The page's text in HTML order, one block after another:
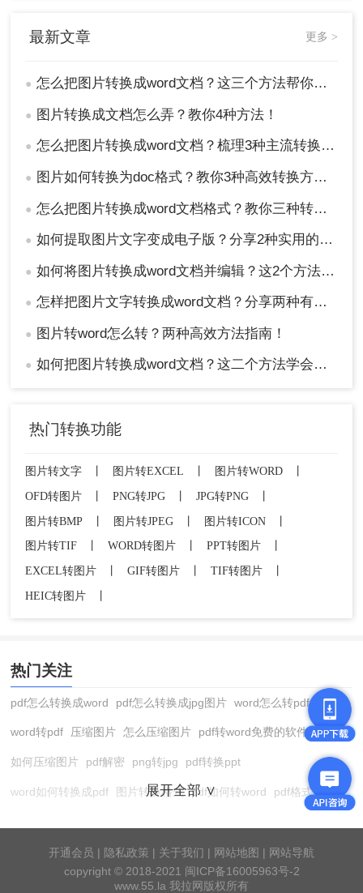
最新文章 更多 >
● 怎么把图片转换成word文档？这三个方法帮你轻松解决！
● 图片转换成文档怎么弄？教你4种方法！
● 怎么把图片转换成word文档？梳理3种主流转换方法！
● 图片如何转换为doc格式？教你3种高效转换方法！
● 怎么把图片转换成word文档格式？教你三种转换方法！
● 如何提取图片文字变成电子版？分享2种实用的方法！
● 如何将图片转换成word文档并编辑？这2个方法了解一下！
● 怎样把图片文字转换成word文档？分享两种有效的方法！
● 图片转word怎么转？两种高效方法指南！
● 如何把图片转换成word文档？这二个方法学会省时省力！
热门转换功能
图片转文字 图片转EXCEL 图片转WORD
OFD转图片
丨 PNG转JPG 丨 JPG转PNG
丨
图片转BMP
丨 图片转JPEG 丨 图片转ICON
丨
图片转TIF
WORD转图片 PPT转图片
EXCEL转图片
GIF转图片 TIF转图片
HEIC转图片
热门关注
pdf怎么转换成word pdf怎么转换成jpg图片 word怎么转pdf
word转pdf 压缩图片 怎么压缩图片 pdf转word免费的软件
如何压缩图片 pdf解密 png转jpg pdf转换ppt
word如何转换成pdf 图片转换格式 pdf如何转word pdf格式转换
pdf转cad 图片压缩软件 jpg转换成pdf 在线word转pdf
pdf转word工具 pdf压缩 pdf转word pdf转ppt
展开全部 ∨
开通会员 | 隐私政策 | 关于我们 | 网站地图 | 网站导航
copyright © 2018-2021 闽ICP备16005963号-2
www.55.la 我拉网版权所有